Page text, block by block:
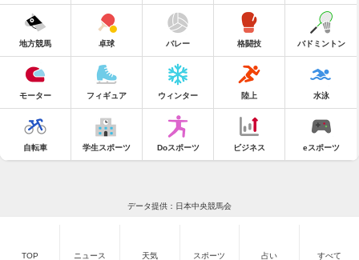
地方競馬 卓球 バレー 格闘技 バドミントン
モーター フィギュア ウィンター 陸上 水泳
自転車 学生スポーツ Doスポーツ ビジネス eスポーツ
データ提供：日本中央競馬会
TOP ニュース 天気 スポーツ 占い すべて